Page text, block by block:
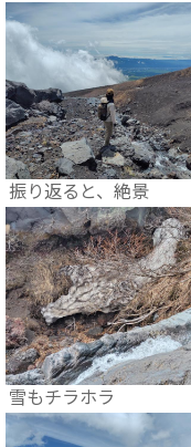
振り返ると、絶景
雪もチラホラ